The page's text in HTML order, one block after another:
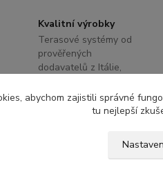
Kvalitní výrobky
Terasové systémy od
prověřených
dodavatelů z Itálie,
abychom zajistili správné
tu nejlepší